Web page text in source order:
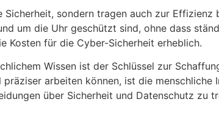
sondern tragen auch zur Effizienz
um die Uhr geschützt sind, ohne dass
Kosten für die Cyber-Sicherheit erheblich.
Wissen ist der Schlüssel zur
präziser arbeiten können, ist die
über Sicherheit und Datenschutz zu